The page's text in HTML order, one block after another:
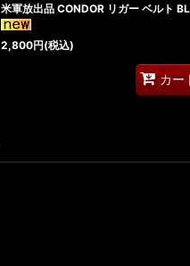
米軍放出品 CONDOR リガー ベルト
2,800円(税込)
カー